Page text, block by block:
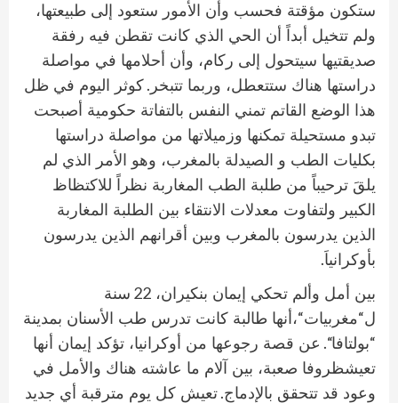
ستكون مؤقتة فحسب وأن الأمور ستعود إلى طبيعتها،
ولم تتخيل أبداً أن الحي الذي كانت تقطن فيه رفقة
صديقتيها سيتحول إلى ركام، وأن أحلامها في مواصلة
دراستها هناك ستتعطل، وربما تتبخر . كوثر اليوم في ظل
هذا الوضع القاتم تمني النفس بالتفاتة حكومية أصبحت
تبدو مستحيلة تمكنها وزميلاتها من مواصلة دراستها
بكليات الطب و الصيدلة بالمغرب، وهو الأمر الذي لم
يلقَ ترحيباً من طلبة الطب المغاربة نظراً للاكتظاظ
الكبير ولتفاوت معدلات الانتقاء بين الطلبة المغاربة
الذين يدرسون بالمغرب وبين أقرانهم الذين يدرسون
بأوكرانياَ.
بين أمل وألم تحكي إيمان بنكيران، 22 سنة
ل“مغربيات“،أنها طالبة كانت تدرس طب الأسنان بمدينة
“بولتافا“. عن قصة رجوعها من أوكرانيا، تؤكد إيمان أنها
تعيشظروفا صعبة، بين آلام ما عاشته هناك والأمل في
وعود قد تتحقق بالإدماج. تعيش كل يوم مترقبة أي جديد